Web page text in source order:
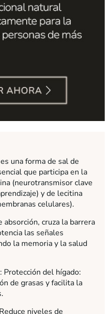
una forma de sal de
que participa en la
(neurotransmisor clave
y de lecitina
celulares).
absorción, cruza la barrera
las señales
la memoria y la salud
Protección del hígado:
de grasas y facilita la
niveles de